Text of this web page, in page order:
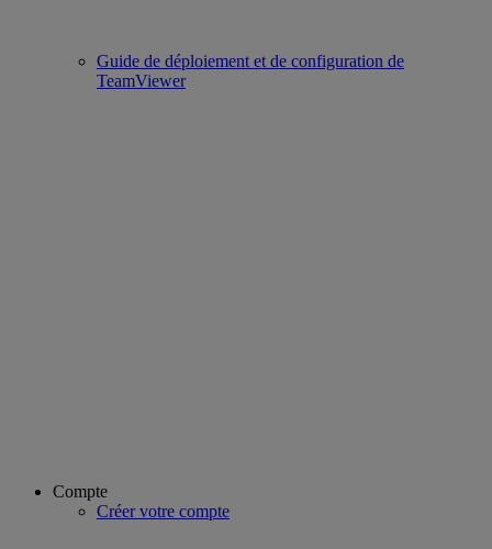
Guide de déploiement et de configuration de
TeamViewer
Compte
Créer votre compte